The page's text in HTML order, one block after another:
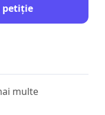
petiție
multe